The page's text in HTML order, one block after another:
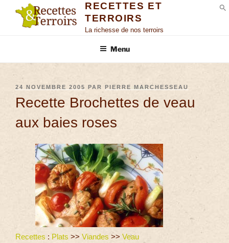
RECETTES ET
TERROIRS
La richesse de nos terroirs
Menu
24 NOVEMBRE 2005 PAR PIERRE MARCHESSEAU
Recette Brochettes de veau
aux baies roses
Recettes : Plats >> Viandes >> Veau